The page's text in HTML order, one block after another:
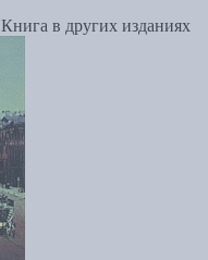
Книга в других изданиях